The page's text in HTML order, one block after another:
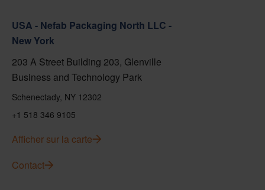
USA - Nefab Packaging North LLC -
New York
203 A Street Building 203, Glenville
Business and Technology Park
Schenectady, NY 12302
+1 518 346 9105
Afficher sur la carte
Contact